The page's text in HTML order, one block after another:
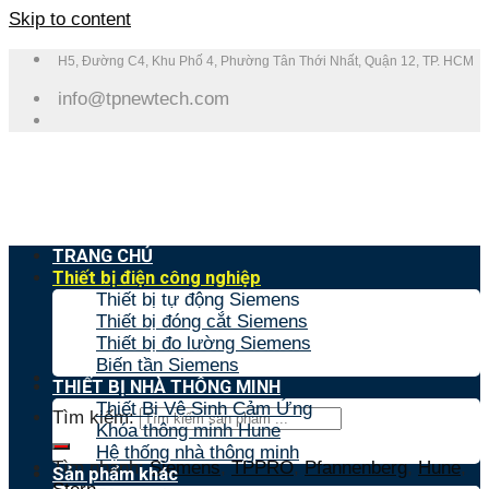
Skip to content
H5, Đường C4, Khu Phố 4, Phường Tân Thới Nhất, Quận 12, TP. HCM
info@tpnewtech.com
Tìm kiếm:
Tìm nhanh:Siemens,TPPRO,Pfannenberg,Hune,
TRANG CHỦ
Thiết bị điện công nghiệp
Thiết bị tự động Siemens
Thiết bị đóng cắt Siemens
Thiết bị đo lường Siemens
Biến tần Siemens
THIẾT BỊ NHÀ THÔNG MINH
Thiết Bị Vệ Sinh Cảm Ứng
Khóa thông minh Hune
Hệ thống nhà thông minh
Sản phẩm khác